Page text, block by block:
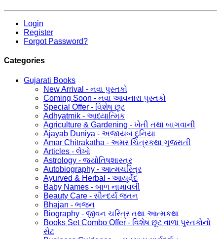
Login
Register
Forgot Password?
Categories
Gujarati Books
New Arrival - નવા પુસ્તકો
Coming Soon - નવા આવનારા પુસ્તકો
Special Offer - વિશેષ છૂટ
Adhyatmik - આધ્યાત્મિક
Agriculture & Gardening - ખેતી તથા બાગવાની
Ajayab Duniya - અજાયબ દુનિયા
Amar Chitrakatha - અમર ચિત્રકથા ગુજરાતી
Articles - લેખો
Astrology - જ્યોતિષશાસ્ત્ર
Autobiography - આત્મચરિત્ર
Ayurved & Herbal - આયૂર્વેદ
Baby Names - બાળ નામાવલી
Beauty Care - સૌન્દર્ય જતન
Bhajan - ભજન
Biography - જીવન ચરિત્ર તથા આત્મકથા
Books Set Combo Offer - વિશેષ છૂટ વાળા પુસ્તકોનો
સેટ